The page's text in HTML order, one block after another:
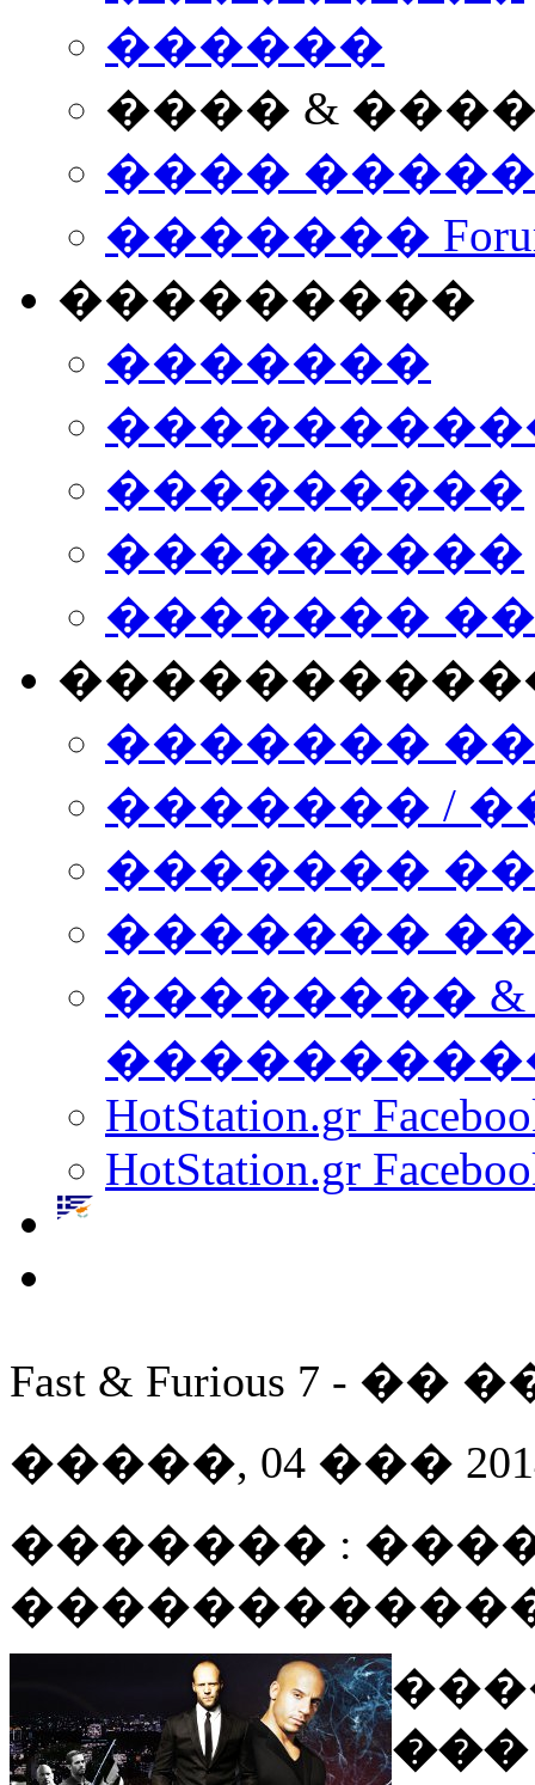
������
���� &
����
�������
���������
�������
���������
���������
�������
�������
������� /
�������
������� ���
��������
HotStation.gr
HotStation.gr
Fast & Furious 7 -
�����, 04 ��� 2014
������� :
���